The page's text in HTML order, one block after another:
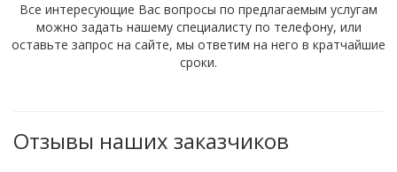
Все интересующие Вас вопросы по предлагаемым услугам
можно задать нашему специалисту по телефону, или
оставьте запрос на сайте, мы ответим на него в кратчайшие
сроки.
Отзывы наших заказчиков